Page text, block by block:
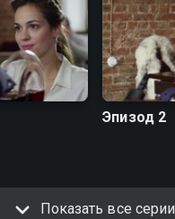
Эпизод 2
Показать все серии